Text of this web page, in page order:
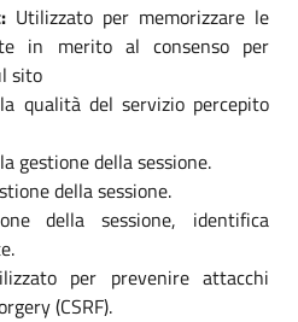
Utilizzato per memorizzare le
in merito al consenso per
sito
qualità del servizio percepito
gestione della sessione.
della sessione.
della sessione, identifica
per prevenire attacchi
(CSRF).